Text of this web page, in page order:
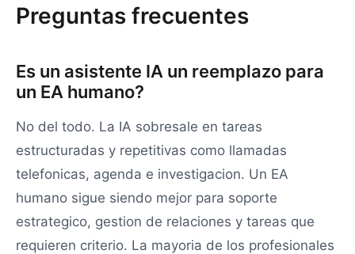
Preguntas frecuentes
Es un asistente IA un reemplazo para
un EA humano?
No del todo. La IA sobresale en tareas
estructuradas y repetitivas como llamadas
telefonicas, agenda e investigacion. Un EA
humano sigue siendo mejor para soporte
estrategico, gestion de relaciones y tareas que
requieren criterio. La mayoria de los profesionales